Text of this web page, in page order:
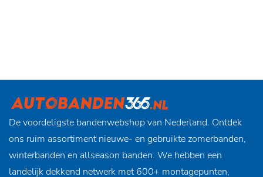
De voordeligste bandenwebshop van Nederland. Ontdek
ons ruim assortiment nieuwe- en gebruikte zomerbanden,
winterbanden en allseason banden. We hebben een
landelijk dekkend netwerk met 600+ montagepunten,